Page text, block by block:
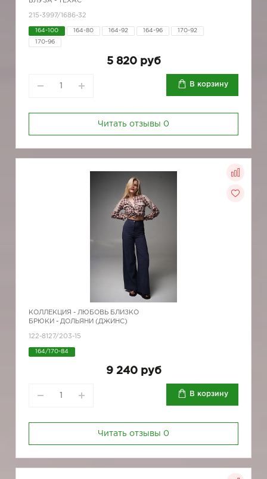
215-3997/1686-32
164-100 164-80 164-92 164-96 170-92
170-96
5 820 руб
В корзину
Читать отзывы 0
КОЛЛЕКЦИЯ - ЛЮБОВЬ БЛИЗКО
БРЮКИ - ДОЛЬЯНИ (ДЖИНС)
122-8127/203-15
164/170-84
9 240 руб
В корзину
Читать отзывы 0